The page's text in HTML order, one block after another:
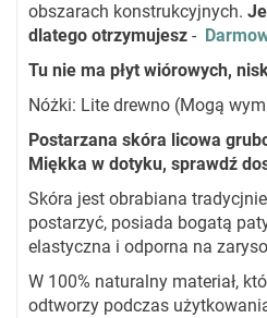
obszarach konstrukcyjnych.
dlatego otrzymujesz -
Tu nie ma płyt wiórowych,
Nóżki: Lite drewno (Mogą
Postarzana skóra licowa
Miękka w dotyku, sprawdź
Skóra jest obrabiana
postarzyć, posiada bogatą
elastyczna i odporna na
W 100% naturalny materiał,
odtworzy podczas